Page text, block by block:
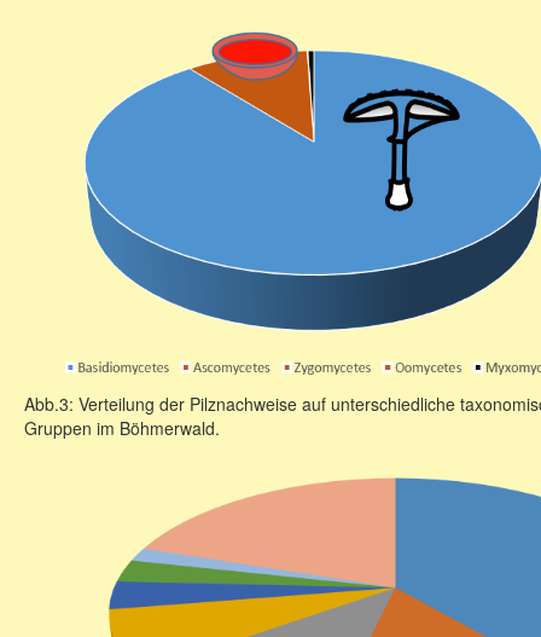
Abb.3: Verteilung der Pilznachweise auf unterschiedliche
Gruppen im Böhmerwald.